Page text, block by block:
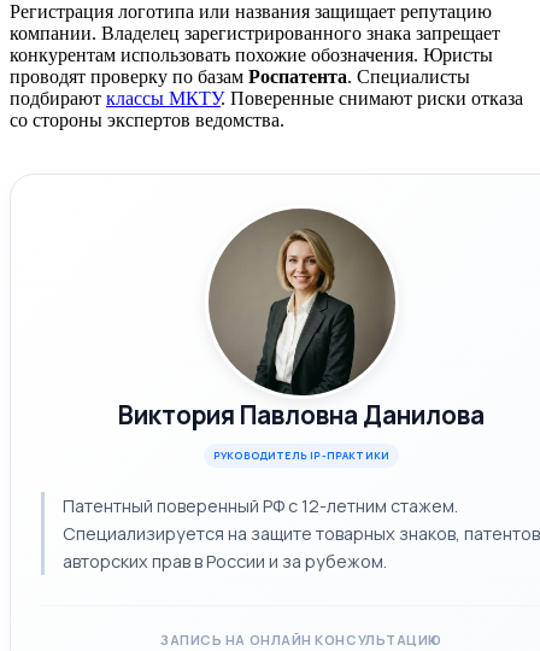
Регистрация логотипа или названия защищает репутацию
компании. Владелец зарегистрированного знака запрещает
конкурентам использовать похожие обозначения. Юристы
проводят проверку по базам Роспатента. Специалисты
подбирают классы МКТУ. Поверенные снимают риски отказа
со стороны экспертов ведомства.
Виктория Павловна Данилова
РУКОВОДИТЕЛЬ IP-ПРАКТИКИ
Патентный поверенный РФ с 12-летним стажем.
Специализируется на защите товарных знаков,
авторских прав в России и за рубежом.
ЗАПИСЬ НА ОНЛАЙН КОНСУЛЬТАЦИЮ